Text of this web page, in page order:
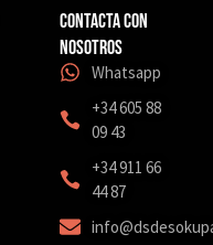
Contacta con
nosotros
Whatsapp
+34 605 88
09 43
‎+34 911 66
44 87